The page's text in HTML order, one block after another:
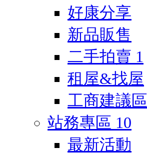
好康分享
新品販售
二手拍賣 1
租屋&找屋
工商建議區
站務專區 10
最新活動